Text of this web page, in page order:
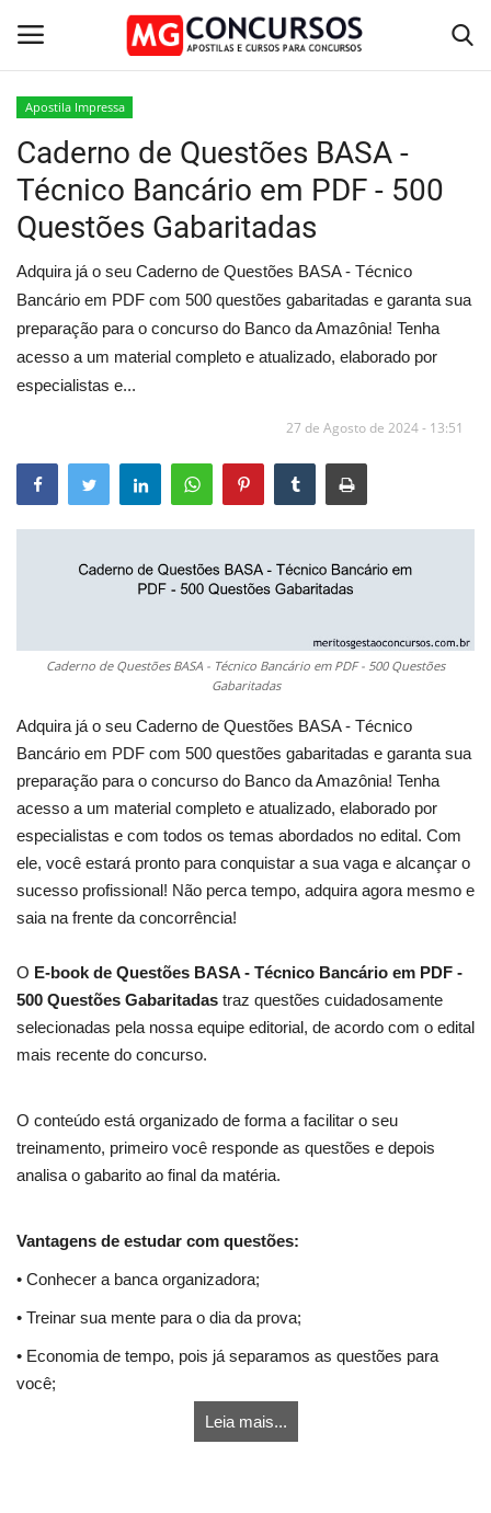
Home
Apostilas PDF
Apostila Impressa
Cursos Online
Apostila Impressa
Caderno de Questões BASA -
Técnico Bancário em PDF - 500
Questões Gabaritadas
Adquira já o seu Caderno de Questões BASA - Técnico
Bancário em PDF com 500 questões gabaritadas e garanta sua
preparação para o concurso do Banco da Amazônia! Tenha
acesso a um material completo e atualizado, elaborado por
especialistas e...
27 de Agosto de 2024 - 13:51
Caderno de Questões BASA - Técnico Bancário em PDF - 500 Questões
Gabaritadas
Adquira já o seu Caderno de Questões BASA - Técnico
Bancário em PDF com 500 questões gabaritadas e garanta sua
preparação para o concurso do Banco da Amazônia! Tenha
acesso a um material completo e atualizado, elaborado por
especialistas e com todos os temas abordados no edital. Com
ele, você estará pronto para conquistar a sua vaga e alcançar o
sucesso profissional! Não perca tempo, adquira agora mesmo e
saia na frente da concorrência!
O E-book de Questões BASA - Técnico Bancário em PDF -
500 Questões Gabaritadas traz questões cuidadosamente
selecionadas pela nossa equipe editorial, de acordo com o edital
mais recente do concurso.
O conteúdo está organizado de forma a facilitar o seu
treinamento, primeiro você responde as questões e depois
analisa o gabarito ao final da matéria.
Vantagens de estudar com questões:
• Conhecer a banca organizadora;
• Treinar sua mente para o dia da prova;
• Economia de tempo, pois já separamos as questões para
você;
Leia mais...